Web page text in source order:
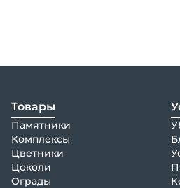
Товары
Памятники
Комплексы
Цветники
Цоколи
Ограды